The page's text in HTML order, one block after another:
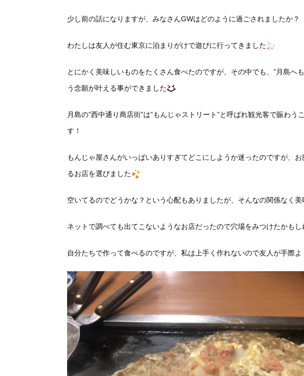
少し前の話になりますが、みなさんGWはどのように過ごされましたか？
わたしは友人が住む東京に泊まりがけで遊びに行ってきました
とにかく美味しいものをたくさん食べたのですが、その中でも、”月島へ
う念願が叶える事ができました
月島の”西中通り商店街”は”もんじゃストリート”と呼ばれ観光客で賑わ
す！
もんじゃ屋さんがいっぱいありすぎてどこにしようか迷ったのですが、
るお店を選びました
空いてるのでどうかな？という心配もありましたが、そんなの関係なく美
ネットで調べても出てこないようなお店だったので穴場をみつけたかもし
自分たちで作って食べるのですが、私は上手く作れないので友人が手際